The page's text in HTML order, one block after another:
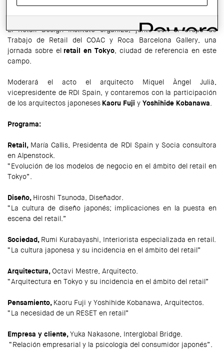
WhatsApp
Facebook
TwitterLinkedIn
Share
El Retail Design Institute organiza, junto con el Grupo de
Trabajo de Retail del COAC y Roca Barcelona Gallery, una
jornada sobre el retail en Tokyo , ciudad de referencia en este
campo.
Moderará el acto el arquitecto Miquel Àngel Julià,
vicepresidente de RDI Spain, y contaremos con la participación
de los arquitectos japoneses Kaoru Fuji y Yoshihide Kobanawa
Programa:
Retail, María Callis, Presidenta de RDI Spain y Socia consultora
en Alpenstock.
“Evolución de los modelos de negocio en el ámbito del retail en
Tokyo”.
Diseño, Hiroshi Tsunoda, Diseñador.
“La cultura de diseño japonés; implicaciones en la puesta en
escena del retail.”
Sociedad, Rumi Kurabayashi, Interiorista especializada en retail.
“La cultura japonesa y su incidencia en el ámbito del retail”
Arquitectura,Octavi Mestre, Arquitecto.
“Arquitectura en Tokyo y su incidencia en el ámbito del retail”
Pensamiento, Kaoru Fuji y Yoshihide Kobanawa, Arquitectos.
“La necesidad de un RESET en retail”
Empresa y cliente,Yuka Nakasone, Interglobal Bridge.
“Relación empresarial y la psicología del consumidor japonés”.